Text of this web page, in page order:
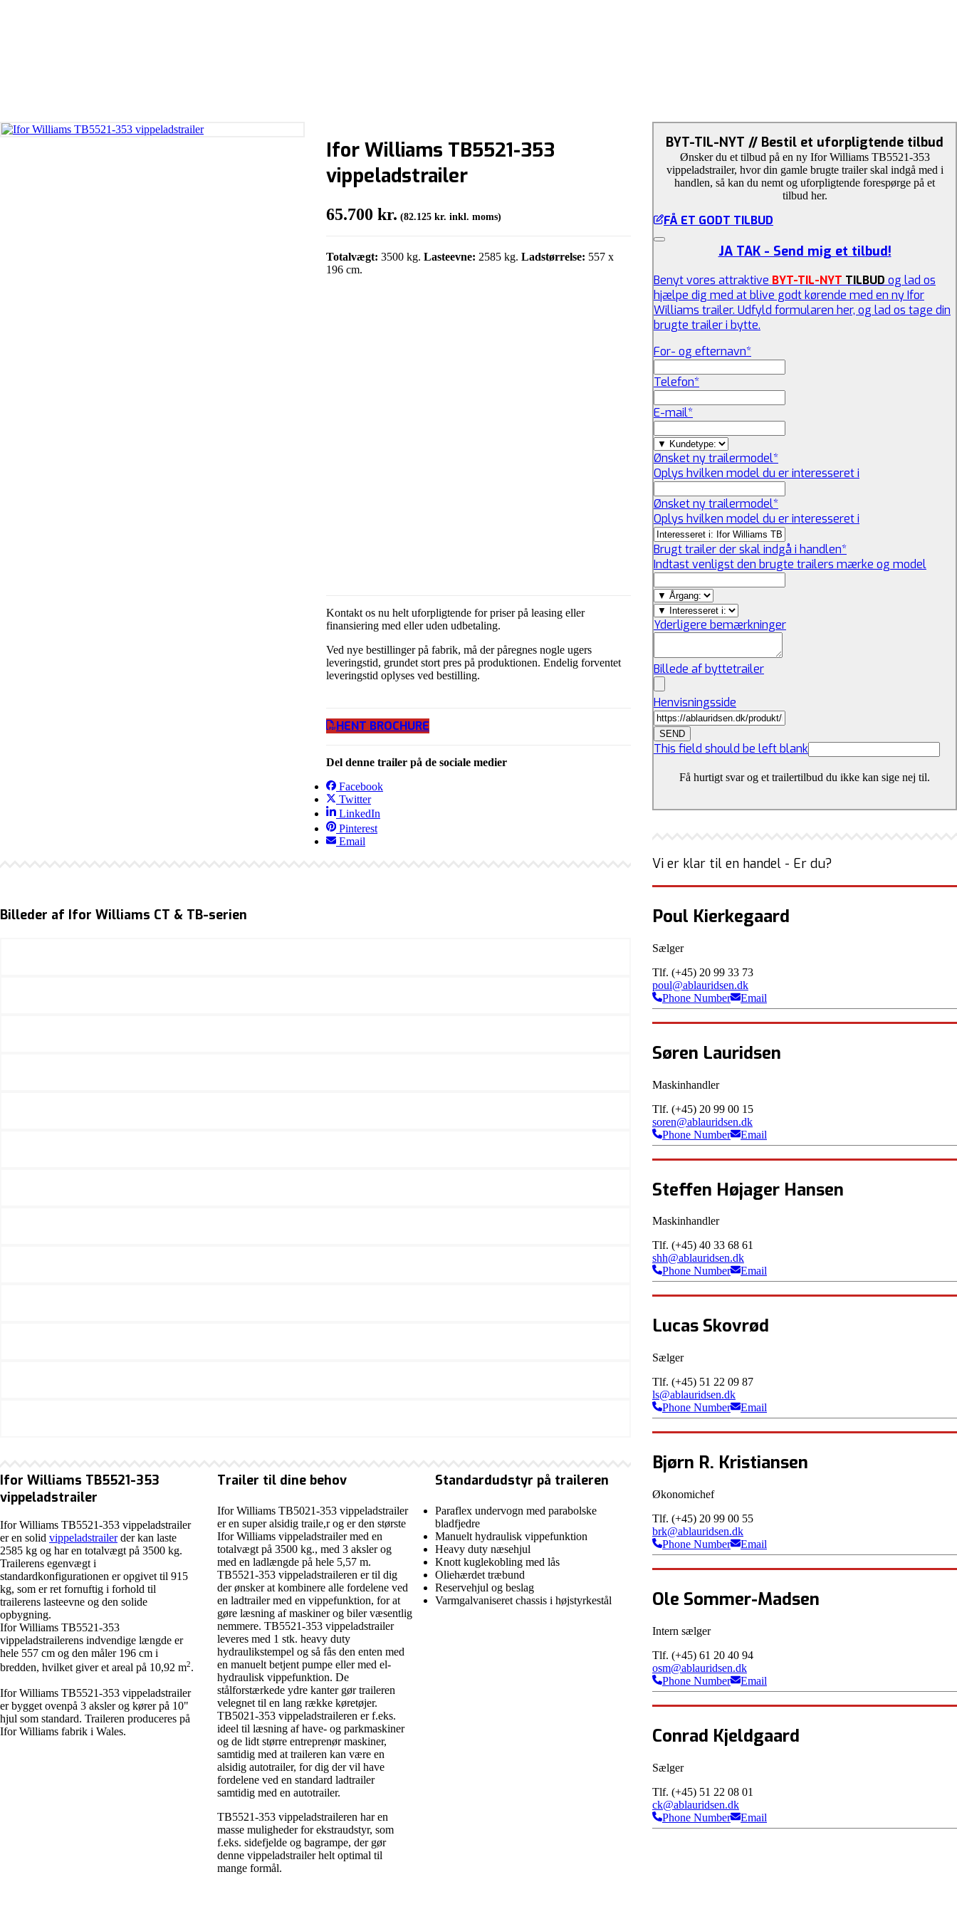
Ifor Williams TB5521-353
vippeladstrailer
65.700 kr. (82.125 kr. inkl. moms)
Totalvægt: 3500 kg. Lasteevne: 2585 kg. Ladstørrelse: 557 x
196 cm.
Kontakt os nu helt uforpligtende for priser på leasing eller
finansiering med eller uden udbetaling.
Ved nye bestillinger på fabrik, må der påregnes nogle ugers
leveringstid, grundet stort pres på produktionen. Endelig forventet
leveringstid oplyses ved bestilling.
HENT BROCHURE
Del denne trailer på de sociale medier
Facebook
Twitter
LinkedIn
Pinterest
Email
Billeder af Ifor Williams CT & TB-serien
Ifor Williams TB5521-353
vippeladstrailer
Ifor Williams TB5521-353 vippeladstrailer
er en solid vippeladstrailerder kan laste
2585 kg og har en totalvægt på 3500 kg.
Trailerens egenvægt i
standardkonfigurationen er opgivet til 915
kg, som er ret fornuftig i forhold til
trailerens lasteevne og den solide
opbygning.
Ifor Williams TB5521-353
vippeladstrailerens indvendige længde er
hele 557 cm og den måler 196 cm i
bredden, hvilket giver et areal på 10,92 m2.
Ifor Williams TB5521-353 vippeladstrailer
er bygget ovenpå 3 aksler og kører på 10"
hjul som standard. Traileren produceres på
Ifor Williams fabrik i Wales.
Trailer til dine behov
Ifor Williams TB5021-353 vippeladstrailer
er en super alsidig traile,r og er den største
Ifor Williams vippeladstrailer med en
totalvægt på 3500 kg., med 3 aksler og
med en ladlængde på hele 5,57 m.
TB5521-353 vippeladstraileren er til dig
der ønsker at kombinere alle fordelene ved
en ladtrailer med en vippefunktion, for at
gøre læsning af maskiner og biler væsentlig
nemmere. TB5521-353 vippeladstrailer
leveres med 1 stk. heavy duty
hydraulikstempel og så fås den enten med
en manuelt betjent pumpe eller med el-
hydraulisk vippefunktion. De
stålforstærkede ydre kanter gør traileren
velegnet til en lang række køretøjer.
TB5021-353 vippeladstraileren er f.eks.
ideel til læsning af have- og parkmaskiner
og de lidt større entreprenør maskiner,
samtidig med at traileren kan være en
alsidig autotrailer, for dig der vil have
fordelene ved en standard ladtrailer
samtidig med en autotrailer.
TB5521-353 vippeladstraileren har en
masse muligheder for ekstraudstyr, som
f.eks. sidefjelde og bagrampe, der gør
denne vippeladstrailer helt optimal til
mange formål.
Standardudstyr på traileren
Paraflex undervogn med parabolske
bladfjedre
Manuelt hydraulisk vippefunktion
Heavy duty næsehjul
Knott kuglekobling med lås
Oliehærdet træbund
Reservehjul og beslag
Varmgalvaniseret chassis i højstyrkestål
BYT-TIL-NYT // Bestil et uforpligtende tilbud
Ønsker du et tilbud på en ny Ifor Williams TB5521-353
vippeladstrailer, hvor din gamle brugte trailer skal indgå med i
handlen, så kan du nemt og uforpligtende forespørge på et
tilbud her.
FÅ ET GODT TILBUD
JA TAK - Send mig et tilbud!
Benyt vores attraktive BYT-TIL-NYT TILBUD og lad os
hjælpe dig med at blive godt kørende med en ny Ifor
Williams trailer. Udfyld formularen her, og lad os tage din
brugte trailer i bytte.
For- og efternavn*
Telefon*
E-mail*
Ønsket ny trailermodel*
Oplys hvilken model du er interesseret i
Ønsket ny trailermodel*
Oplys hvilken model du er interesseret i
Brugt trailer der skal indgå i handlen*
Indtast venligst den brugte trailers mærke og model
Yderligere bemærkninger
Billede af byttetrailer
Henvisningsside
SEND
This field should be left blank
Få hurtigt svar og et trailertilbud du ikke kan sige nej til.
Vi er klar til en handel - Er du?
Poul Kierkegaard
Sælger
Tlf. (+45) 20 99 33 73
poul@ablauridsen.dk
Phone Number
Email
Søren Lauridsen
Maskinhandler
Tlf. (+45) 20 99 00 15
soren@ablauridsen.dk
Phone Number
Email
Steffen Højager Hansen
Maskinhandler
Tlf. (+45) 40 33 68 61
shh@ablauridsen.dk
Phone Number
Email
Lucas Skovrød
Sælger
Tlf. (+45) 51 22 09 87
ls@ablauridsen.dk
Phone Number
Email
Bjørn R. Kristiansen
Økonomichef
Tlf. (+45) 20 99 00 55
brk@ablauridsen.dk
Phone Number
Email
Ole Sommer-Madsen
Intern sælger
Tlf. (+45) 61 20 40 94
osm@ablauridsen.dk
Phone Number
Email
Conrad Kjeldgaard
Sælger
Tlf. (+45) 51 22 08 01
ck@ablauridsen.dk
Phone Number
Email